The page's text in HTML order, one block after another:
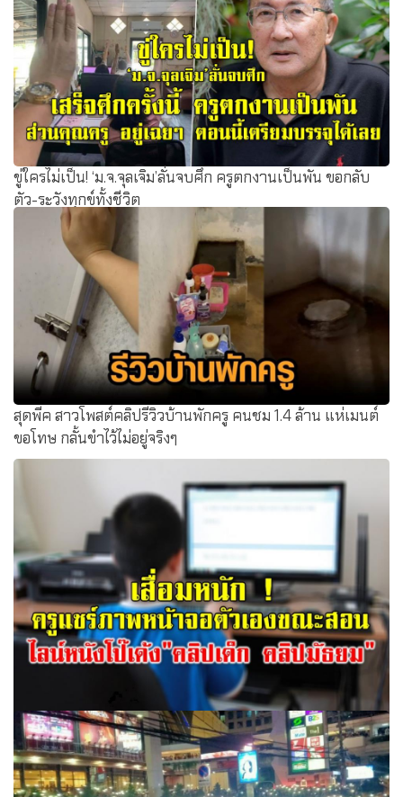
ขู่ใครไม่เป็น! ‘ม.จ.จุลเจิม’ลั่นจบศึก ครูตกงานเป็นพัน ขอกลับ
ตัว-ระวังทุกข์ทั้งชีวิต
สุดพีค สาวโพสต์คลิปรีวิวบ้านพักครู คนชม 1.4 ล้าน แห่เมนต์
ขอโทษ กลั้นขำไว้ไม่อยู่จริงๆ
เสื่อมหนัก ! เรียนออนไลน์ ครูไลน์กลุ่มหนังโป๊เด้ง คลิปเด็ก ลับ ๆ
มัธยม ทำผวาอื้อ